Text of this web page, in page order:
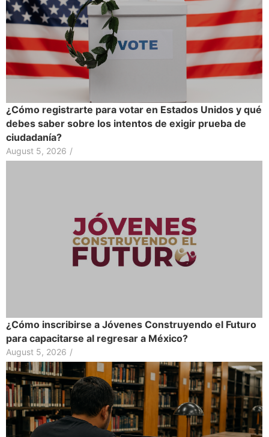
¿Cómo registrarte para votar en Estados Unidos y qué
debes saber sobre los intentos de exigir prueba de
ciudadanía?
August 5, 2026 /
¿Cómo inscribirse a Jóvenes Construyendo el Futuro
para capacitarse al regresar a México?
August 5, 2026 /